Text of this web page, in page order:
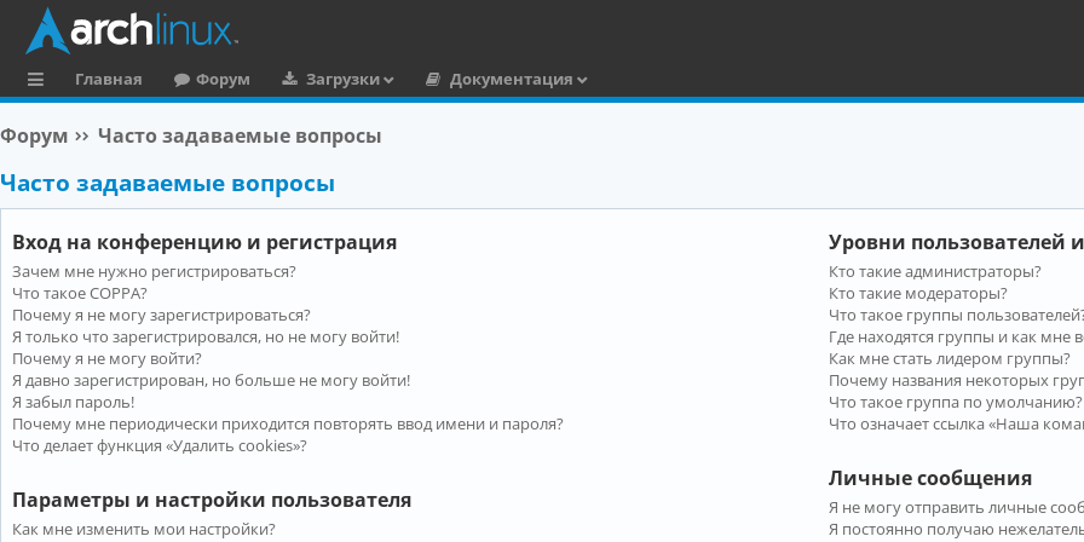
ы
л
Главная Форум Загрузки
Документация
Форум Часто задаваемые вопросы
Часто задаваемые вопросы
Вход на конференцию и регистрация
Зачем мне нужно регистрироваться?
Что такое COPPA?
Почему я не могу зарегистрироваться?
Я только что зарегистрировался, но не могу войти!
Почему я не могу войти?
Я давно зарегистрирован, но больше не могу войти!
Я забыл пароль!
Почему мне периодически приходится повторять ввод имени и пароля?
Что делает функция «Удалить cookies»?
Параметры и настройки пользователя
Как мне изменить мои настройки?
Уровни пользователей
Кто такие администраторы?
Кто такие модераторы?
Что такое группы
Где находятся группы и как мне
Как мне стать лидером группы?
Почему названия некоторых
Что такое группа по умолчанию?
Что означает ссылка «Наша
Личные сообщения
Я не могу отправить личные
Я постоянно получаю